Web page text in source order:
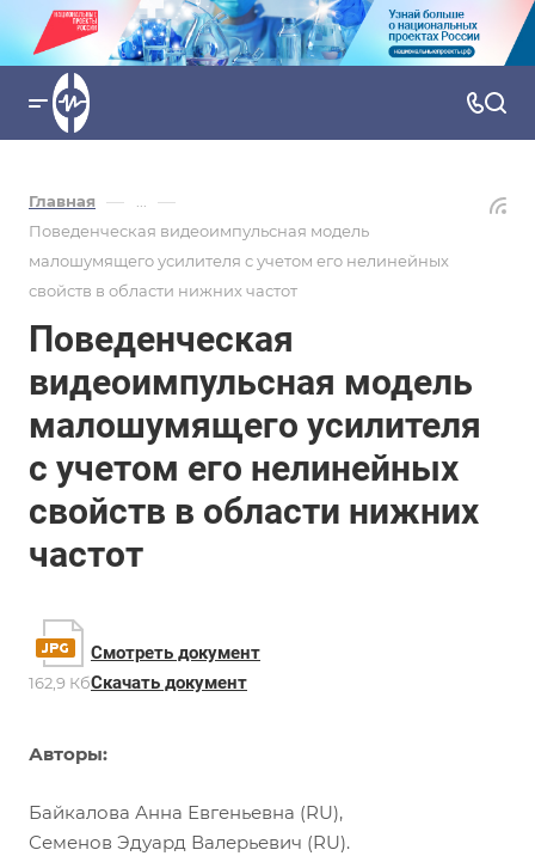
Главная — ... —
Поведенческая видеоимпульсная модель
малошумящего усилителя с учетом его нелинейных
свойств в области нижних частот
Поведенческая
видеоимпульсная модель
малошумящего усилителя
с учетом его нелинейных
свойств в области нижних
частот
162,9 Кб
Смотреть документ
Скачать документ
Авторы:
Байкалова Анна Евгеньевна (RU),
Семенов Эдуард Валерьевич (RU).